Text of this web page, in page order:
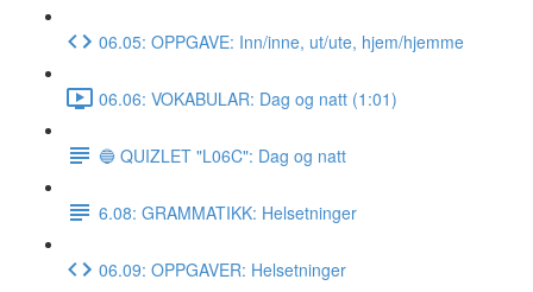
06.05: OPPGAVE: Inn/inne, ut/ute, hjem/hjemme
06.06: VOKABULAR: Dag og natt (1:01)
🔵 QUIZLET "L06C": Dag og natt
6.08: GRAMMATIKK: Helsetninger
06.09: OPPGAVER: Helsetninger